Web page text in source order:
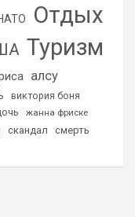
Отдых
Туризм
алсу
виктория боня
жанна фриске
скандал смерть